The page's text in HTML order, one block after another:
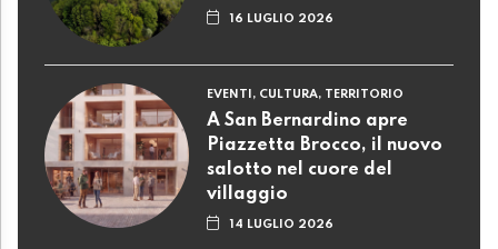
16 LUGLIO 2026
EVENTI, CULTURA, TERRITORIO
A San Bernardino apre
Piazzetta Brocco, il nuovo
salotto nel cuore del
villaggio
14 LUGLIO 2026